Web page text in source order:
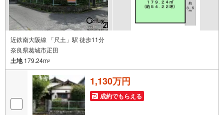
・家計の「見える化」で安心を
教育費や老後資金など将来の出費を数値化。一生涯の家計シミュレーショ
ンを作成します。
・プロならではのアドバイス
「最適な銀行は？」「今の年収で大丈夫？」といった疑問から住宅ローン
の最大活用まで、家計を守る具体的なプランをご提案
「自分らしい家」と「安心できる将来」
どちらもフロンティアで叶えませんか？
当日の現地見学・FP相談も受付中です
近鉄南大阪線 「尺土」駅 徒歩11分
奈良県葛城市疋田
土地179.24m2
1,130万円
成約でもらえる